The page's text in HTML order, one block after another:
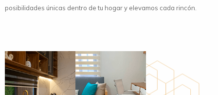
posibilidades únicas dentro de tu hogar y elevamos cada rincón.